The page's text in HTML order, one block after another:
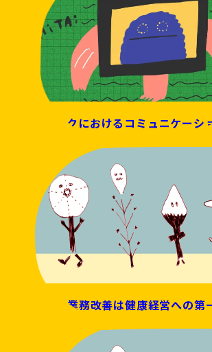
テレワークにおけるコミュニケーシ
ITによる業務改善は健康経営への第